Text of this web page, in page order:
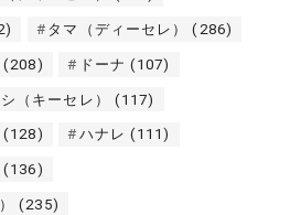
タマ（ディーセレ） (286)
(208) ドーナ (107)
（キーセレ） (117)
(128) ハナレ (111)
(136)
(235)